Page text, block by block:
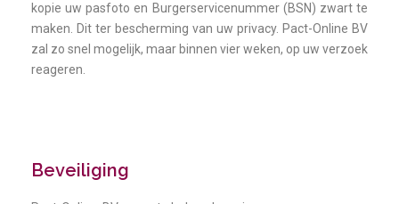
kopie uw pasfoto en Burgerservicenummer (BSN) zwart te
maken. Dit ter bescherming van uw privacy. Pact-Online BV
zal zo snel mogelijk, maar binnen vier weken, op uw verzoek
reageren.
Beveiliging